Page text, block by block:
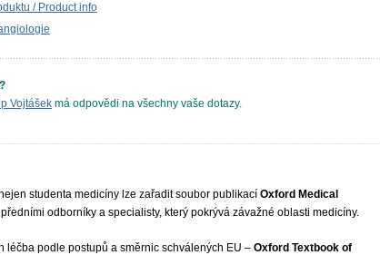
/ Product info
Vojtášek má odpovědi na všechny vaše dotazy.
studenta medicíny lze zařadit soubor publikací Oxford Medical
odborníky a specialisty, který pokrývá závažné oblasti medicíny.
léčba podle postupů a směrnic schválených EU – Oxford Textbook of